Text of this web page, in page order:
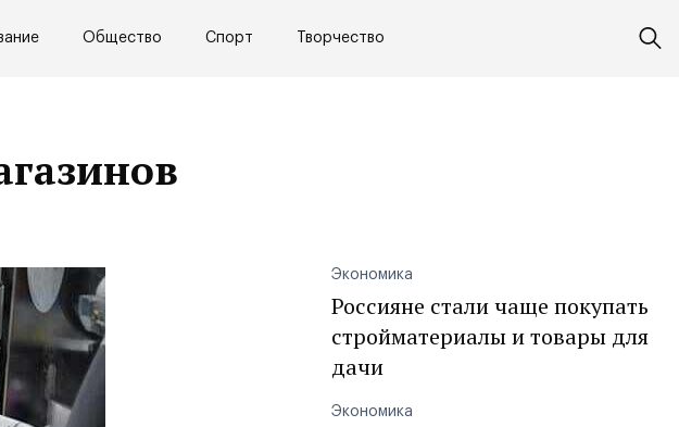
Общество Спорт Творчество
Экономика
Россияне стали чаще покупать
стройматериалы и товары для
дачи
Экономика